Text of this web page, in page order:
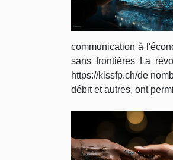
communication à
sans frontières La
https://kissfp.ch/de
débit et autres, ont